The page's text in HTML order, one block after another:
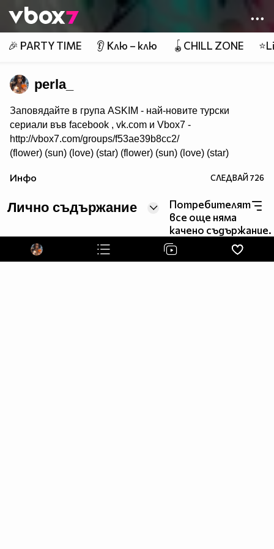
👾
🎉 PARTY TIME 👂 Клю – клю 🪀CHILL ZONE
perla_
Заповядайте в група ASKIM - най-новите турски
сериали във facebook , vk.com и Vbox7 -
http://vbox7.com/groups/f53ae39b8cc2/
(flower) (sun) (love) (star) (flower) (sun) (love) (star)
Инфо СЛЕДВАЙ726
Лично съдържание
Потребителят
все още няма
качено съдържание.